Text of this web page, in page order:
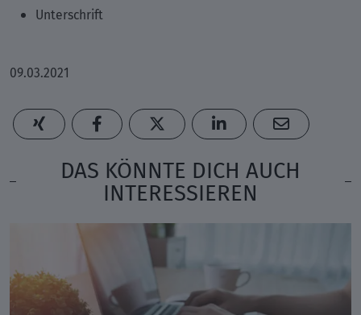
Unterschrift
09.03.2021
DAS KÖNNTE DICH AUCH
INTERESSIEREN